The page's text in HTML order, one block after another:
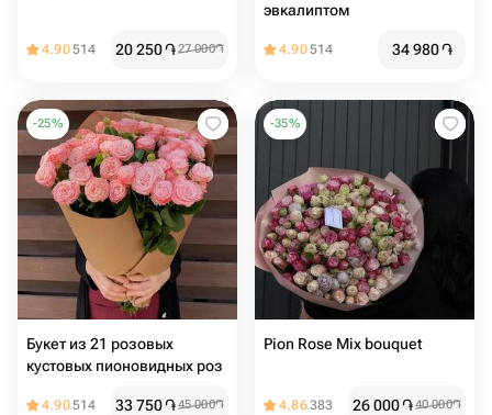
4.90514 20 250֏27 000֏
эвкалиптом
4.90514 34 980֏
-25%
Букет из 21 розовых
кустовых пионовидных роз
4.90514 33 750֏45 000֏
-35%
Pion Rose Mix bouquet
4.86383 26 000֏40 000֏